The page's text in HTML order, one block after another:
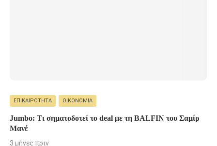
ΕΠΙΚΑΙΡΌΤΗΤΑ ΟΙΚΟΝΟΜΊΑ
Jumbo: Τι σηματοδοτεί το deal με τη BALFIN του Σαμίρ
Μανέ
3 μήνες πριν